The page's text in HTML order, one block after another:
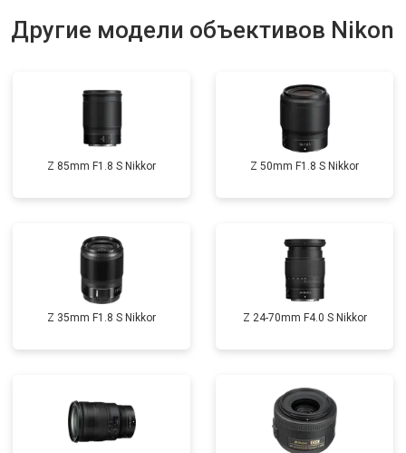
Другие модели объективов Nikon
Z 85mm F1.8 S Nikkor Z 50mm F1.8 S Nikkor
Z 35mm F1.8 S Nikkor Z 24-70mm F4.0 S Nikkor